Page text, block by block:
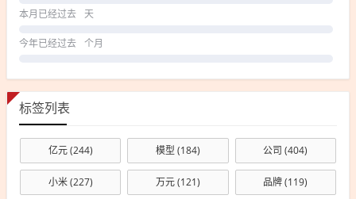
本月已经过去 天
今年已经过去 个月
标签列表
亿元(244) 模型 (184) 公司 (404)
小米(227) 万元(121) 品牌(119)